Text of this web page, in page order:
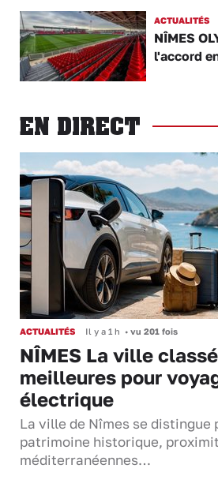
ACTUALITÉS
NÎMES
l'accord
EN DIRECT
ACTUALITÉS Il y a 1 h • vu 201 fois
NÎMES La ville
meilleures pour
électrique
La ville de Nîmes se
patrimoine historique,
méditerranéennes…